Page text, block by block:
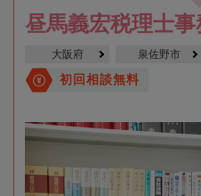
昼馬義宏税理士事
大阪府 泉佐野市
初回相談無料